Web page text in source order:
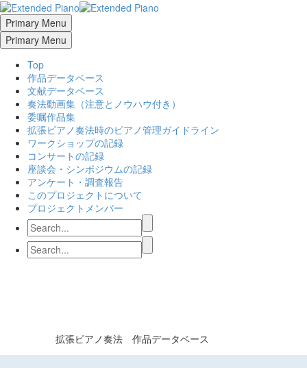
Primary Menu
Primary Menu
Top
作品データベース
文献データベース
奏法動画集（注意とノウハウ付き）
委嘱作品集
拡張ピアノ奏法時のピアノ管理ガイドライン
ワークショップの記録
コンサートの記録
座談会・シンポジウムの記録
アンケート・調査報告
このプロジェクトについて
プロジェクトメンバー
拡張ピアノ奏法 作品データベース